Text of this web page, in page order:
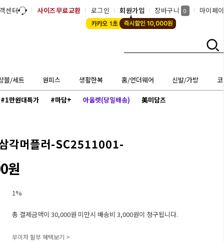
센터 사이즈무료교환 로그인 회원가입 장바구니 0 마이페
블/세트 원피스 생활한복 홈/언더웨어 신발/가방
#1만원대특가 #마담+ 아울렛(당일배송) 美미담즈
각머플러-SC2511001-
원
1%
총 결제금액이 30,000원 미만시 배송비 3,000원이 청구됩니다.
무이자 할부 혜택보기 >